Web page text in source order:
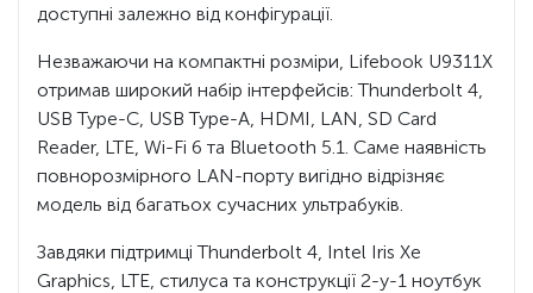
доступні залежно від конфігурації.
Незважаючи на компактні розміри, Lifebook U9311X
отримав широкий набір інтерфейсів: Thunderbolt 4,
USB Type-C, USB Type-A, HDMI, LAN, SD Card
Reader, LTE, Wi-Fi 6 та Bluetooth 5.1. Саме наявність
повнорозмірного LAN-порту вигідно відрізняє
модель від багатьох сучасних ультрабуків.
Завдяки підтримці Thunderbolt 4, Intel Iris Xe
Graphics, LTE, стилуса та конструкції 2-у-1 ноутбук